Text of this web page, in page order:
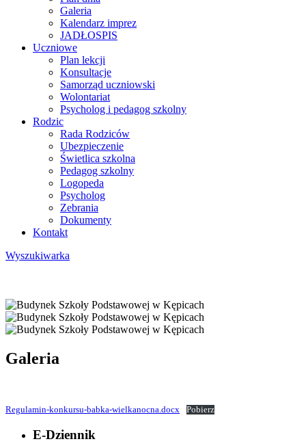
Galeria
Kalendarz imprez
JADŁOSPIS
Uczniowe
Plan lekcji
Konsultacje
Samorząd uczniowski
Wolontariat
Psycholog i pedagog szkolny
Rodzic
Rada Rodziców
Ubezpieczenie
Świetlica szkolna
Pedagog szkolny
Logopeda
Psycholog
Zebrania
Dokumenty
Kontakt
Wyszukiwarka
Galeria
Regulamin-konkursu-babka-wielkanocna.docx Pobierz
E-Dziennik